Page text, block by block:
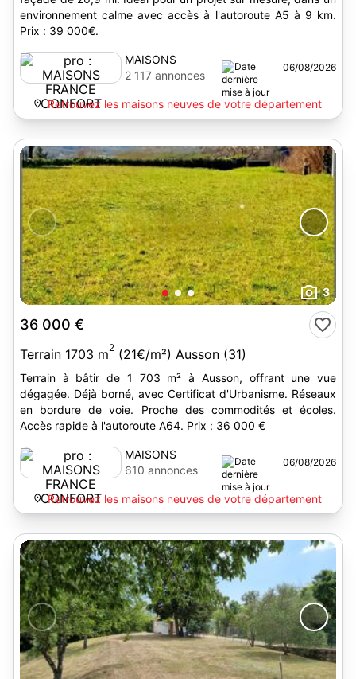
environnement calme avec accès à l'autoroute A5 à 9 km.
Prix : 39 000€.
MAISONS
FRANCE
2 117 annonces
06/08/2026
Retrouvez les maisons neuves de votre département
3
36 000 €
Terrain 1703 m2 (21€/m²) Ausson (31)
Terrain à bâtir de 1 703 m² à Ausson, offrant une vue
dégagée. Déjà borné, avec Certificat d'Urbanisme. Réseaux
en bordure de voie. Proche des commodités et écoles.
Accès rapide à l'autoroute A64. Prix : 36 000 €
MAISONS
FRANCE
610 annonces
06/08/2026
Retrouvez les maisons neuves de votre département